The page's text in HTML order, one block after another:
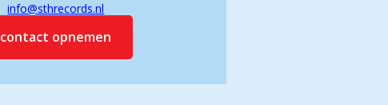
info@sthrecords.nl
contact opnemen